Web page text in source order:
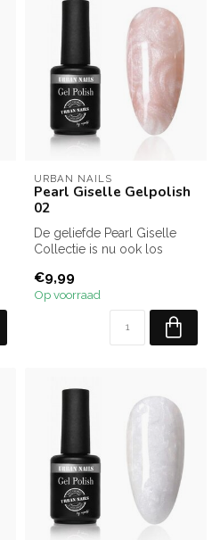
URBAN NAILS
Pearl Giselle Gelpolish
02
De geliefde Pearl Giselle
Collectie is nu ook los
€9,99
Op voorraad